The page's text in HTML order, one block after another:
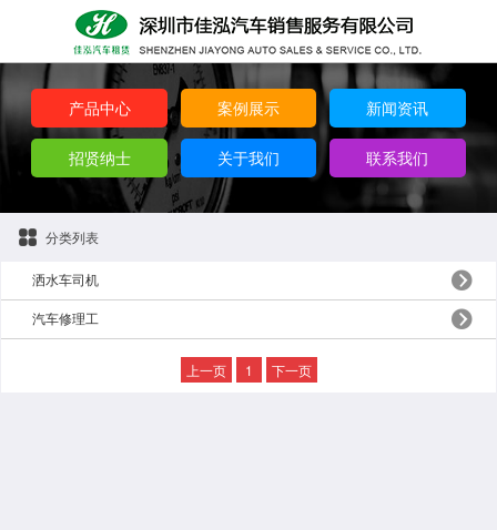
产品中心 案例展示 新闻资讯
招贤纳士 关于我们 联系我们
分类列表
洒水车司机
汽车修理工
上一页 1 下一页